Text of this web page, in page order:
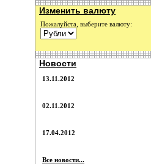
Изменить валюту
Пожалуйста, выберите валюту:
Новости
13.11.2012
02.11.2012
17.04.2012
Все новости...